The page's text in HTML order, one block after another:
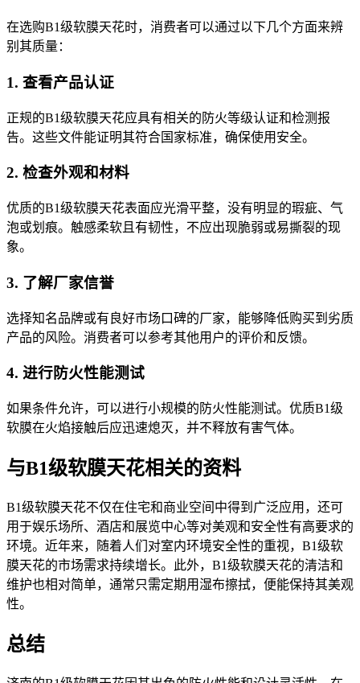
在选购B1级软膜天花时，消费者可以通过以下几个方面来辨
别其质量：
1. 查看产品认证
正规的B1级软膜天花应具有相关的防火等级认证和检测报
告。这些文件能证明其符合国家标准，确保使用安全。
2. 检查外观和材料
优质的B1级软膜天花表面应光滑平整，没有明显的瑕疵、气
泡或划痕。触感柔软且有韧性，不应出现脆弱或易撕裂的现
象。
3. 了解厂家信誉
选择知名品牌或有良好市场口碑的厂家，能够降低购买到劣质
产品的风险。消费者可以参考其他用户的评价和反馈。
4. 进行防火性能测试
如果条件允许，可以进行小规模的防火性能测试。优质B1级
软膜在火焰接触后应迅速熄灭，并不释放有害气体。
与B1级软膜天花相关的资料
B1级软膜天花不仅在住宅和商业空间中得到广泛应用，还可
用于娱乐场所、酒店和展览中心等对美观和安全性有高要求的
环境。近年来，随着人们对室内环境安全性的重视，B1级软
膜天花的市场需求持续增长。此外，B1级软膜天花的清洁和
维护也相对简单，通常只需定期用湿布擦拭，便能保持其美观
性。
总结